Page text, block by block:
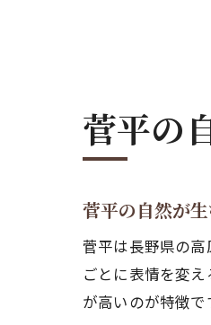
菅平の
菅平の自然が
菅平は長野県の
ごとに表情を変
が高いのが特徴で